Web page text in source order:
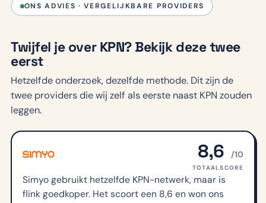
ONS ADVIES · VERGELIJKBARE PROVIDERS
Twijfel je over KPN? Bekijk deze twee
eerst
Hetzelfde onderzoek, dezelfde methode. Dit zijn de
twee providers die wij zelf als eerste naast KPN zouden
leggen.
8,6 /10
TOTAALSCORE
Simyo gebruikt hetzelfde KPN-netwerk, maar is
flink goedkoper. Het scoort een 8,6 en won ons